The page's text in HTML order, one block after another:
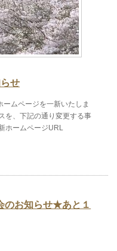
せ
ムページを一新いたしま
を、下記の通り変更する事
ホームページURL
のお知らせ★あと１